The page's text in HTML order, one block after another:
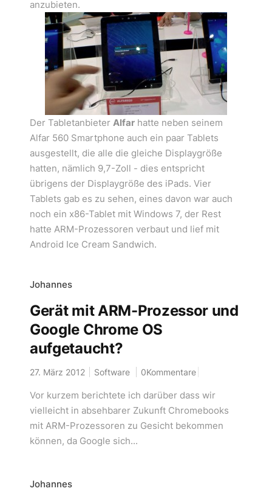
anzubieten.
Der Tabletanbieter Alfarhatte neben seinem
Alfar 560 Smartphone auch ein paar Tablets
ausgestellt, die alle die gleiche Displaygröße
hatten, nämlich 9,7-Zoll - dies entspricht
übrigens der Displaygröße des iPads. Vier
Tablets gab es zu sehen, eines davon war auch
noch ein x86-Tablet mit Windows 7, der Rest
hatte ARM-Prozessoren verbaut und lief mit
Android Ice Cream Sandwich.
Johannes
Gerät mit ARM-Prozessor und
Google Chrome OS
aufgetaucht?
27. März 2012 Software 0Kommentare
Vor kurzem berichtete ich darüber dass wir
vielleicht in absehbarer Zukunft Chromebooks
mit ARM-Prozessoren zu Gesicht bekommen
können, da Google sich...
Johannes